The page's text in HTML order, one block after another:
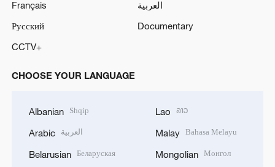
Français
العربية
Русский
Documentary
CCTV+
CHOOSE YOUR LANGUAGE
Albanian Shqip
Arabic العربية
Belarusian Беларуская
Lao ລາວ
Malay Bahasa Melayu
Mongolian Монгол